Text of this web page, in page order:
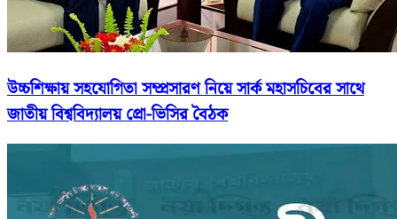
উচ্চশিক্ষায় সহযোগিতা সম্প্রসারণ নিয়ে সার্ক মহাসচিবের সাথে
জাতীয় বিশ্ববিদ্যালয় প্রো-ভিসির বৈঠক